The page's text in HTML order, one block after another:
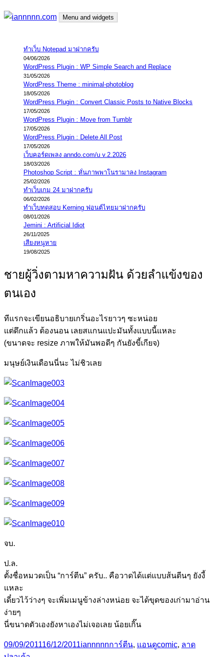
Skip
Menu and widgets
ทำเว็บ Notepad มาฝากครับ
04/06/2026
WordPress Plugin : WP Simple Search and Replace
31/05/2026
WordPress Theme : minimal-photoblog
18/05/2026
WordPress Plugin : Convert Classic Posts to Native Blocks
17/05/2026
WordPress Plugin : Move from Tumblr
17/05/2026
WordPress Plugin : Delete All Post
17/05/2026
เว็บคอร์ดเพลง anndo.com/u v.2.2026
18/03/2026
Photoshop Script : หั่นภาพพาโนรามาลง Instagram
25/02/2026
ทำเว็บเกม 24 มาฝากครับ
06/02/2026
ทำเว็บทดสอบ Kerning ฟอนต์ไทยมาฝากครับ
08/01/2026
Jemini : Artificial Idiot
26/11/2025
เสียงหนูหาย
19/08/2025
ชายผู้วิ่งตามหาความฝัน ด้วยลำแข้งของ
ตนเอง
ทีแรกจะเขียนอธิบายเกริ่นอะไรยาวๆ ซะหน่อย
แต่ดึกแล้ว ต้องนอน เลยสแกนแปะมันทั้งแบบนี้แหละ
(ขนาดจะ resize ภาพให้มันพอดีๆ กันยังขี้เกียจ)
มนุษย์เงินเดือนนี่นะ ไม่ชิวเลย
จบ.
ป.ล.
ตั้งชื่อหมวดเป็น “การ์ตีน” ครับ.. คือวาดได้แต่แบบส้นตีนๆ ยังงี้
แหละ
เดี๋ยวไว้ว่างๆ จะเพิ่มเมนูข้างล่างหน่อย จะได้ขุดของเก่ามาอ่าน
ง่ายๆ
นี่ขนาดตัวเองยังหาเองไม่เจอเลย น้อยเกิ๊น
Posted
09/09/201116/12/2011Author
iannnnnCategories
การ์ตีน, แอนดูTags
comic, ลาด